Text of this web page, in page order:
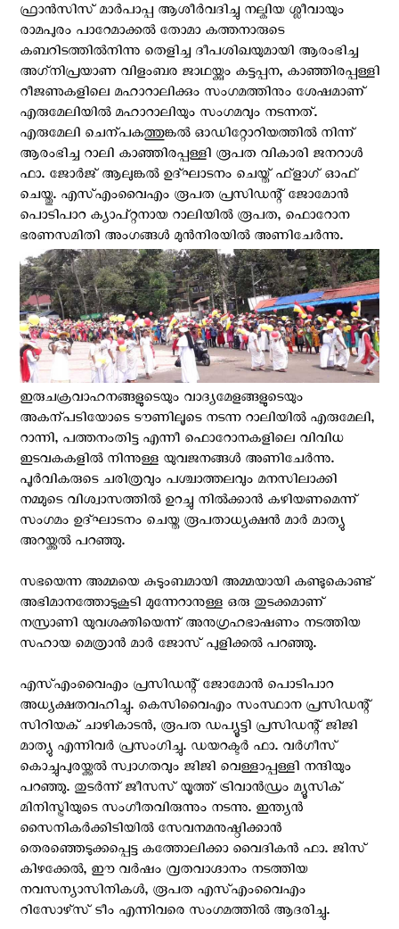
ഫ്രാന്‍സിസ് മാര്‍പാപ്പ ആശീര്‍വദിച്ചു നല്കിയ ശ്ലീവായും
രാമപുരം പാറേമാക്കല്‍ തോമാ കത്തനാരുടെ
കബറിടത്തില്‍നിന്നു തെളിച്ച ദീപശിഖയുമായി ആരംഭിച്ച
അഗ്‌നിപ്രയാണ വിളംബര ജാഥയ്ക്കും കട്ടപ്പന, കാഞ്ഞിരപ്പള്ളി
റീജണുകളിലെ മഹാറാലിക്കും സംഗമത്തിനും ശേഷമാണ്
എരുമേലിയില്‍ മഹാറാലിയും സംഗമവും നടന്നത്.
എരുമേലി ചെന്പകത്തുങ്കല്‍ ഓഡിറ്റോറിയത്തില്‍ നിന്ന്
ആരംഭിച്ച റാലി കാഞ്ഞിരപ്പള്ളി രൂപത വികാരി ജനറാള്‍
ഫാ. ജോര്‍ജ് ആലുങ്കല്‍ ഉദ്ഘാടനം ചെയ്ത് ഫ്‌ളാഗ് ഓഫ്
ചെയ്തു. എസ്എംവൈഎം രൂപത പ്രസിഡന്റ് ജോമോന്‍
പൊടിപാറ ക്യാപ്റ്റനായ റാലിയില്‍ രൂപത, ഫൊറോന
ഭരണസമിതി അംഗങ്ങള്‍ മുന്‍നിരയില്‍ അണിചേര്‍ന്നു.
ഇരുചക്രവാഹനങ്ങളുടെയും വാദ്യമേളങ്ങളുടെയും
അകന്പടിയോടെ ടൗണിലൂടെ നടന്ന റാലിയില്‍ എരുമേലി,
റാന്നി, പത്തനംതിട്ട എന്നീ ഫൊറോനകളിലെ വിവിധ
ഇടവകകളില്‍ നിന്നുള്ള യുവജനങ്ങള്‍ അണിചേര്‍ന്നു.
പൂര്‍വികരുടെ ചരിത്രവും പശ്ചാത്തലവും മനസിലാക്കി
നമ്മുടെ വിശ്വാസത്തില്‍ ഉറച്ചു നില്‍ക്കാന്‍ കഴിയണമെന്ന്
സംഗമം ഉദ്ഘാടനം ചെയ്ത രൂപതാധ്യക്ഷന്‍ മാര്‍ മാത്യു
അറയ്ക്കല്‍ പറഞ്ഞു.
സഭയെന്ന അമ്മയെ കുടുംബമായി അമ്മയായി കണ്ടുകൊണ്ട്
അഭിമാനത്തോടുകൂടി മുന്നേറാനുള്ള ഒരു തുടക്കമാണ്
നസ്രാണി യുവശക്തിയെന്ന് അനുഗ്രഹഭാഷണം നടത്തിയ
സഹായ മെത്രാന്‍ മാര്‍ ജോസ് പുളിക്കല്‍ പറഞ്ഞു.
എസ്എംവൈഎം പ്രസിഡന്റ് ജോമോന്‍ പൊടിപാറ
അധ്യക്ഷതവഹിച്ചു. കെസിവൈഎം സംസ്ഥാന പ്രസിഡന്റ്
സിറിയക് ചാഴികാടന്‍, രൂപത ഡപ്യൂട്ടി പ്രസിഡന്റ് ജിജി
മാത്യു എന്നിവര്‍ പ്രസംഗിച്ചു. ഡയറക്ടര്‍ ഫാ. വര്‍ഗീസ്
കൊച്ചുപുരയ്ക്കല്‍ സ്വാഗതവും ജിജി വെള്ളാപ്പള്ളി നന്ദിയും
പറഞ്ഞു. തുടര്‍ന്ന് ജീസസ് യൂത്ത് ട്രിവാന്‍ഡ്രം മ്യൂസിക്
മിനിസ്ട്രിയുടെ സംഗീതവിരുന്നും നടന്നു. ഇന്ത്യന്‍
സൈനികര്‍ക്കിടിയില്‍ സേവനമനുഷ്ഠിക്കാന്‍
തെരഞ്ഞെടുക്കപ്പെട്ട കത്തോലിക്കാ വൈദികന്‍ ഫാ. ജിസ്
കിഴക്കേല്‍, ഈ വര്‍ഷം വ്രതവാഗ്ദാനം നടത്തിയ
നവസന്യാസിനികള്‍, രൂപത എസ്എംവൈഎം
റിസോഴ്‌സ് ടീം എന്നിവരെ സംഗമത്തില്‍ ആദരിച്ചു.